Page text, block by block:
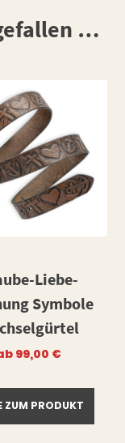
…
Liebe-
Symbole
99,00 €
ZUM PRODUKT